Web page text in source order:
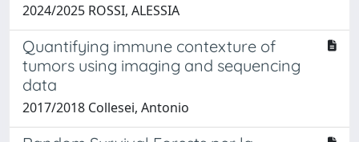
2024/2025 ROSSI, ALESSIA
Quantifying immune contexture of
tumors using imaging and sequencing
data
2017/2018 Collesei, Antonio